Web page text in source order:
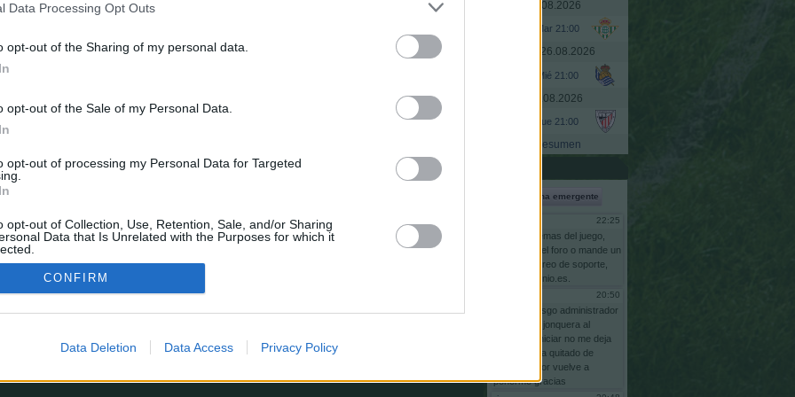
Data Processing Opt Outs
opt-out of the Sharing of my personal data.
opt-out of the Sale of my Personal Data.
opt-out of processing my Personal Data for Targeted
opt-out of Collection, Use, Retention, Sale, and/or Sharing
Data that Is Unrelated with the Purposes for which it
CONFIRM
Data Deletion Data Access Privacy Policy
Todos los horarios son UTC+02:00
Borrar cookies
por
Privacidad|Condiciones
¿Estás perdiendo alguna estadística?
Martes, 25.08.2026
Mar 21:00
Miércoles, 26.08.2026
Mié 21:00
Jueves, 27.08.2026
Jue 21:00
Resumen
Ventana emergente
22:25
problemas del juego,
el foro o mande un
correo de soporte,
info@comunio.es.
20:50
risgo administrador
jonquera al
reiniciar no me deja
ha quitado de
adminstrador vuelve a
ponerme gracias